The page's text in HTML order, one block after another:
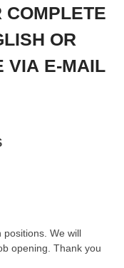
COMPLETE
OR
VIA E-MAIL
We will
opening. Thank you